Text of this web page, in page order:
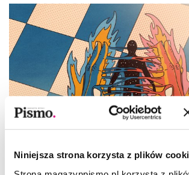
Niniejsza strona korzysta z plików